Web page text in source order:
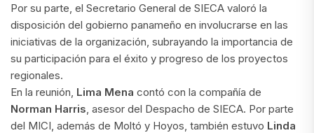
Por su parte, el Secretario General de SIECA valoró la
disposición del gobierno panameño en involucrarse en las
iniciativas de la organización, subrayando la importancia de
su participación para el éxito y progreso de los proyectos
regionales.
En la reunión, Lima Mena contó con la compañía de
Norman Harris , asesor del Despacho de SIECA. Por parte
del MICI, además de Moltó y Hoyos, también estuvo Linda